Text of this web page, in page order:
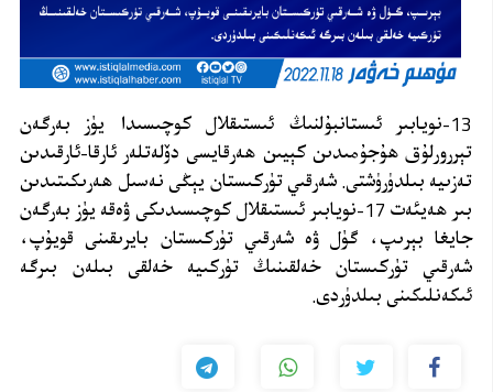
13-نويابىر ئىستانبۇلنىڭ ئىستىقلال كوچىسىدا يۈز بەرگەن
تېررورلۇق ھۇجۇمىدىن كېيىن ھەرقايسى دۆلەتلەر ئارقا-ئارقىدىن
تەزىيە بىلدۈرۈشتى. شەرقىي تۈركىستان يېڭى نەسىل ھەرىكىتىدىن
بىر ھەيئەت 17-نويابىر ئىستىقلال كوچىسىدىكى ۋەقە يۈز بەرگەن
جايغا بېرىپ، گۈل ۋە شەرقىي تۈركىستان بايرىقىنى قويۇپ،
شەرقىي تۈركىستان خەلقىنىڭ تۈركىيە خەلقى بىلەن بىرگە
ئىكەنلىكىنى بىلدۈردى.